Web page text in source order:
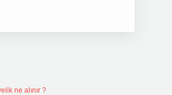
ne alınır ?